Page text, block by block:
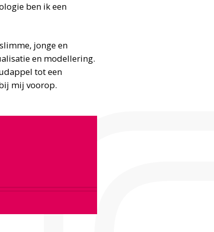
ben ik een
jonge en
en modellering.
tot een
mij voorop.